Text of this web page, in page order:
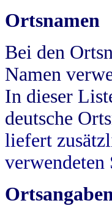
Ortsnamen
Bei den
Namen
In dieser
deutsche
liefert
verwendeten